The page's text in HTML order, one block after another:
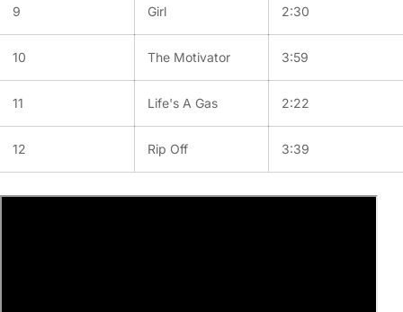
9 Girl 2:30
10 The Motivator 3:59
11 Life's A Gas 2:22
12 Rip Off 3:39